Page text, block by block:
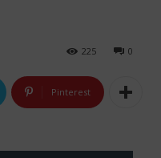
0
225
Pinterest